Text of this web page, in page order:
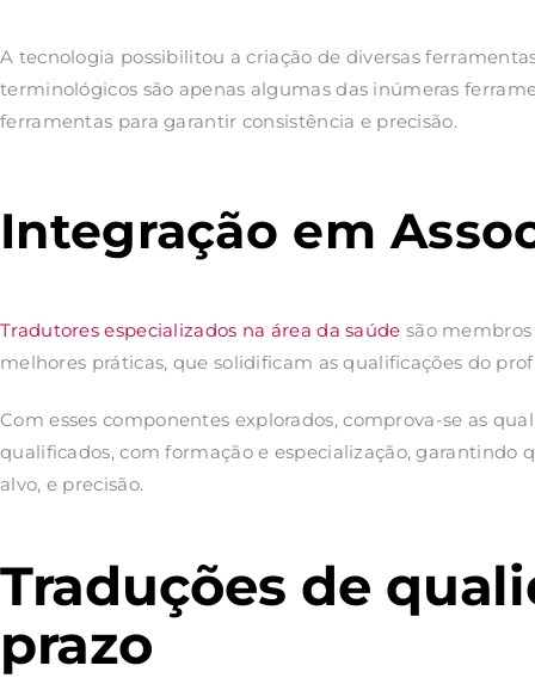
A tecnologia possibilitou a criação de diversas
terminológicos são apenas algumas das inúmeras
ferramentas para garantir consistência e precisão.
Integração em
Tradutores especializados na área da saúde são
melhores práticas, que solidificam as qualificações do
Com esses componentes explorados, comprova-se as
qualificados, com formação e especialização,
alvo, e precisão.
Traduções de
prazo